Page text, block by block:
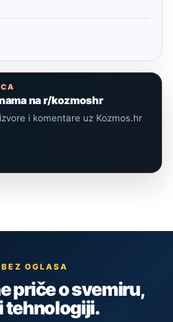
na r/kozmoshr
i komentare uz Kozmos.hr
OGLASA
priče o svemiru,
tehnologiji.